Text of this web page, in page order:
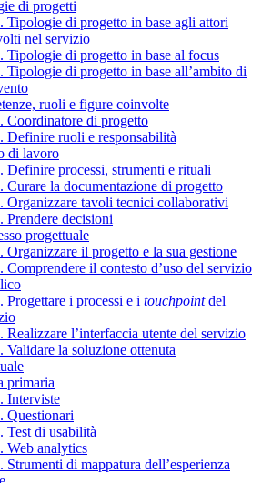
di progetti
Tipologie di progetto in base agli attori
nel servizio
Tipologie di progetto in base al focus
Tipologie di progetto in base all’ambito di
ruoli e figure coinvolte
Coordinatore di progetto
Definire ruoli e responsabilità
di lavoro
Definire processi, strumenti e rituali
Curare la documentazione di progetto
Organizzare tavoli tecnici collaborativi
Prendere decisioni
progettuale
Organizzare il progetto e la sua gestione
Comprendere il contesto d’uso del servizio
Progettare i processi e i touchpointdel
Realizzare l’interfaccia utente del servizio
Validare la soluzione ottenuta
primaria
Interviste
Questionari
Test di usabilità
Web analytics
Strumenti di mappatura dell’esperienza